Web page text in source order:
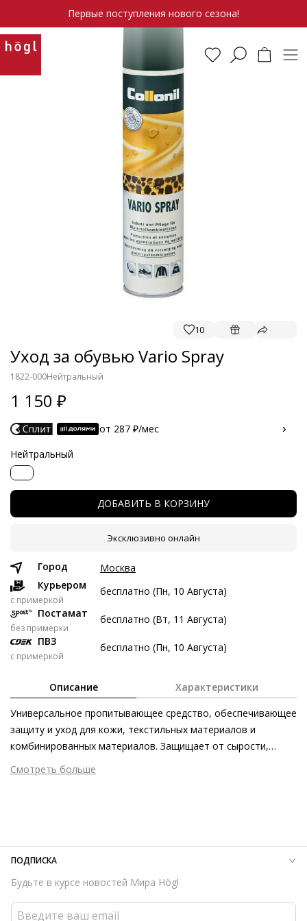
Первые поступления нового сезона!
10
Уход за обувью Vario Spray
1822-000Нейтральный
1 150
от 287 ₽/мес
Расчет носит предварительный характер. Финальная сумма
рассчитываются на этапе оплаты.
Частями с Яндекс Сплит
Краткосрочный Сплит с разбивкой платежей на 2 месяца.
Без скрытых платежей.
Платёж от 287 рублей в месяц
287 ₽ сейчас
8 авг
287 ₽
287 ₽
287 ₽
289 ₽
Долями
Разделите стоимость покупки
списывать каждые две недели
287 ₽ сейчас
Нейтральный
ДОБАВИТЬ В КОРЗИНУ
Эксклюзивно онлайн
Город
Москва
Курьером
c примеркой
бесплатно (Пн, 10 Августа)
Постамат
без примерки
бесплатно (Вт, 11 Августа)
ПВЗ
с примеркой
бесплатно (Пн, 10 Августа)
Описание Характеристики
Универсальное пропитывающее средство, обеспечивающее
защиту и уход для кожи, текстильных материалов и
комбинированных материалов. Защищает от сырости,
глубоко проникающих загрязнений, ухаживает и освежает
цвет.
Смотреть больше
ПОДПИСКА
Будьте в курсе новостей Мира Högl